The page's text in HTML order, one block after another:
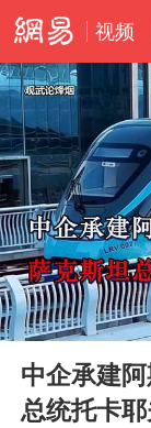
视频
Play
00:00
中企承建
总统托卡